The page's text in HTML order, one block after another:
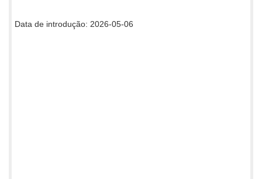
Data de introdução: 2026-05-06